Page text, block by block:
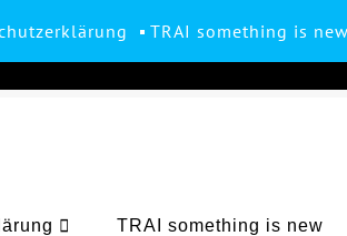
TRAI something is
TRAI something is new